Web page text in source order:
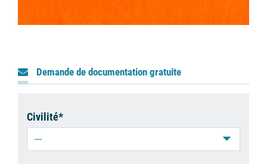
Demande de documentation gratuite
Civilité*
---